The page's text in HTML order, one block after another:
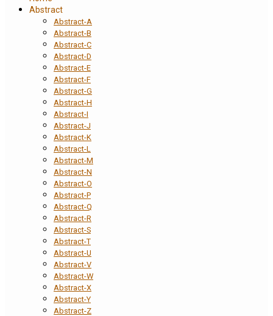
Abstract
Abstract-A
Abstract-B
Abstract-C
Abstract-D
Abstract-E
Abstract-F
Abstract-G
Abstract-H
Abstract-I
Abstract-J
Abstract-K
Abstract-L
Abstract-M
Abstract-N
Abstract-O
Abstract-P
Abstract-Q
Abstract-R
Abstract-S
Abstract-T
Abstract-U
Abstract-V
Abstract-W
Abstract-X
Abstract-Y
Abstract-Z